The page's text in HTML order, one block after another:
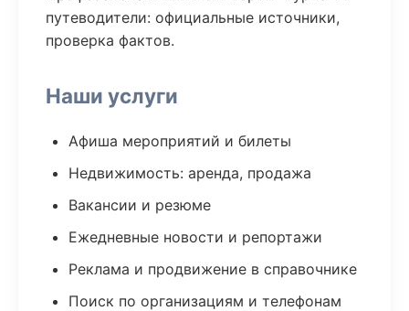
путеводители: официальные источники,
проверка фактов.
Наши услуги
Афиша мероприятий и билеты
Недвижимость: аренда, продажа
Вакансии и резюме
Ежедневные новости и репортажи
Реклама и продвижение в справочнике
Поиск по организациям и телефонам